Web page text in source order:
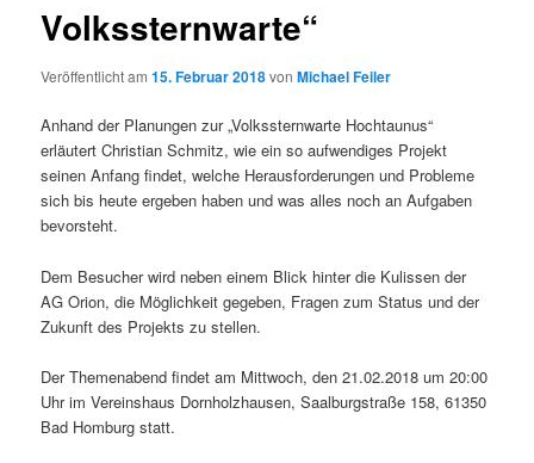
Volkssternwarte“
Veröffentlicht am15. Februar 2018vonMichael Feiler
Anhand der Planungen zur „Volkssternwarte Hochtaunus“
erläutert Christian Schmitz, wie ein so aufwendiges Projekt
seinen Anfang findet, welche Herausforderungen und Probleme
sich bis heute ergeben haben und was alles noch an Aufgaben
bevorsteht.
Dem Besucher wird neben einem Blick hinter die Kulissen der
AG Orion, die Möglichkeit gegeben, Fragen zum Status und der
Zukunft des Projekts zu stellen.
Der Themenabend findet am Mittwoch, den 21.02.2018 um 20:00
Uhr im Vereinshaus Dornholzhausen, Saalburgstraße 158, 61350
Bad Homburg statt.